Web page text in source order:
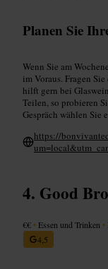
Planen Sie
Wenn Sie am
im Voraus. Fragen
hilft gern bei
Teilen, so probieren
Gespräch wählen Sie
https://
Good
€€ • Essen und Trinken •
4,5